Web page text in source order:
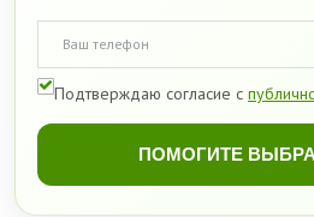
Подтверждаю согласие с
ПОМОГИТЕ